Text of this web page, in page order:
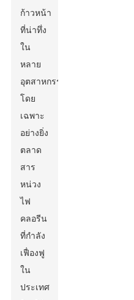
ก้าวหน้า
ที่น่าทึ่ง
ใน
หลาย
อุตสาหกรรม
โดย
เฉพาะ
อย่างยิ่ง
ตลาด
สาร
หน่วง
ไฟ
คลอรีน
ที่กำลัง
เฟื่องฟู
ใน
ประเทศ